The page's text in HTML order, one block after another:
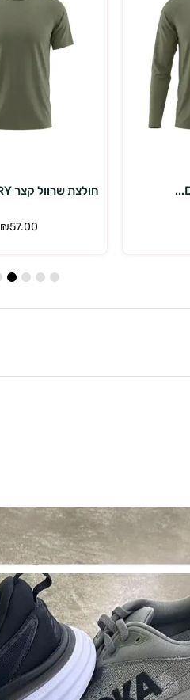
חולצת שרוול קצר DRY...
₪57.00